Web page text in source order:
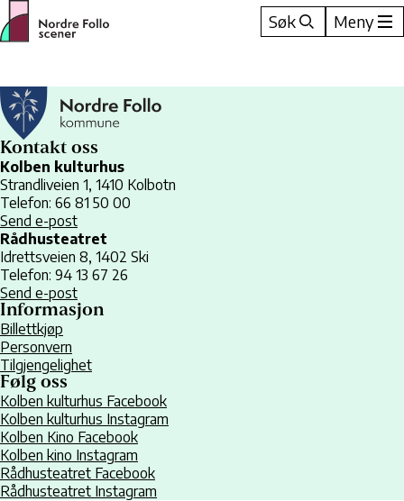
Hopp
til
innhold
Søk Meny
Kontakt oss
Kolben kulturhus
Strandliveien 1, 1410 Kolbotn
Telefon: 66 81 50 00
Send e-post
Rådhusteatret
Idrettsveien 8, 1402 Ski
Telefon: 94 13 67 26
Send e-post
Informasjon
Billettkjøp
Personvern
Tilgjengelighet
Følg oss
Kolben kulturhus Facebook
Kolben kulturhus Instagram
Kolben Kino Facebook
Kolben kino Instagram
Rådhusteatret Facebook
Rådhusteatret Instagram